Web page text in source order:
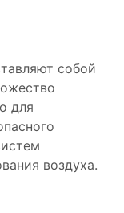
собой
для
воздуха.